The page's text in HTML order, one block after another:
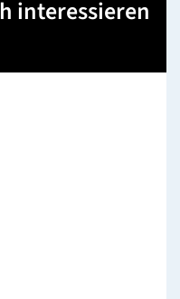
interessieren